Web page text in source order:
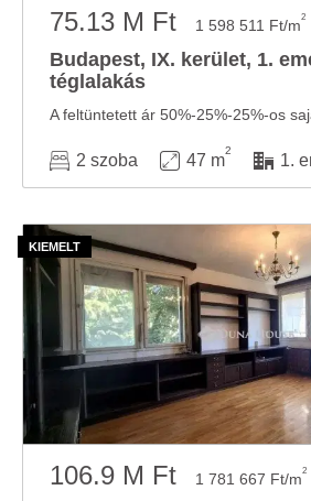
75.13 M Ft 1 598 511 Ft/m2
Budapest, IX. kerület, 1.
téglalakás
2 szoba 47 m
2
1.
106.9 M Ft 1 781 667 Ft/m2